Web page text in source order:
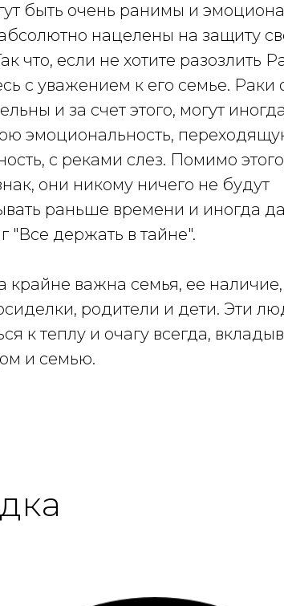
быть очень ранимы и
нацелены на защиту
что, если не хотите разозлить
с уважением к его семье. Раки
и за счет этого, могут
эмоциональность,
с реками слез. Помимо
они никому ничего не будут
раньше времени и иногда
"Все держать в тайне".
крайне важна семья, ее
родители и дети. Эти
к теплу и очагу всегда,
и семью.